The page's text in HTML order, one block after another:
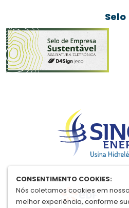
Selo
CONSENTIMENTO COOKIES:
Nós coletamos cookies em
melhor experiência, conforme